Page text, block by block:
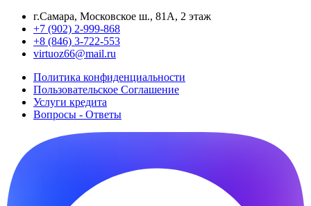
г.Самара, Московское ш., 81А, 2 этаж
+7 (902) 2-999-868
+8 (846) 3-722-553
virtuoz66@mail.ru
Политика конфиденциальности
Пользовательское Cоглашение
Услуги кредита
Вопросы - Ответы